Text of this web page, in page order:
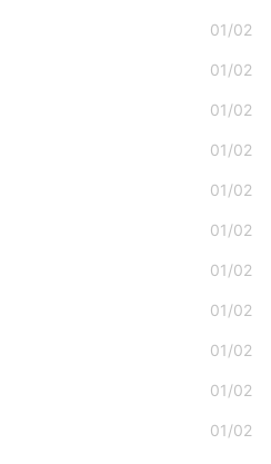
01/02
01/02
01/02
01/02
01/02
01/02
01/02
01/02
01/02
01/02
01/02